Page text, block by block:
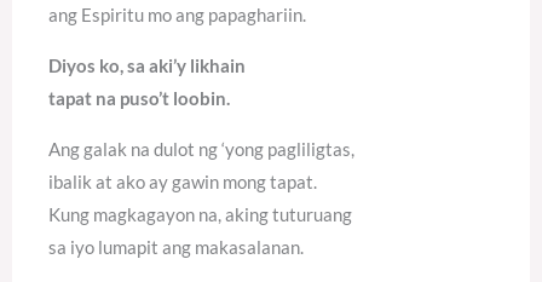
ang Espiritu mo ang papaghariin.
Diyos ko, sa aki’y likhain
tapat na puso’t loobin.
Ang galak na dulot ng ‘yong pagliligtas,
ibalik at ako ay gawin mong tapat.
Kung magkagayon na, aking tuturuang
sa iyo lumapit ang makasalanan.